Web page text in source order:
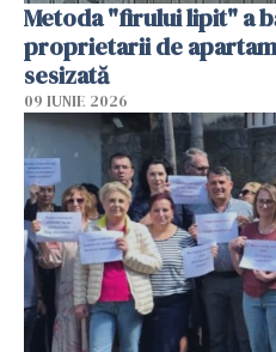
Metoda "firului lipit" a
proprietarii de
sesizată
09 IUNIE 2026